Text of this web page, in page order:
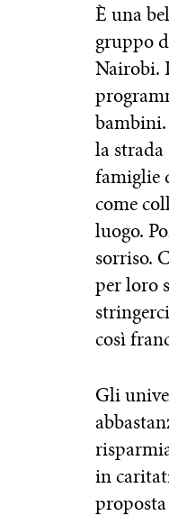
È una
gruppo
Nairobi.
bambini.
la
famiglie
come
luogo.
sorriso.
per loro
così
Gli
in